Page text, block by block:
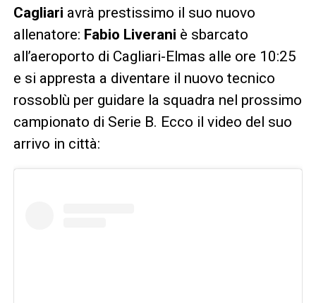
Cagliari avrà prestissimo il suo nuovo
allenatore: Fabio Liverani è sbarcato
all’aeroporto di Cagliari-Elmas alle ore 10:25
e si appresta a diventare il nuovo tecnico
rossoblù per guidare la squadra nel prossimo
campionato di Serie B. Ecco il video del suo
arrivo in città: